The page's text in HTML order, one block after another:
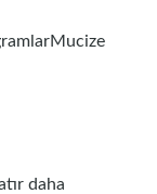
daha